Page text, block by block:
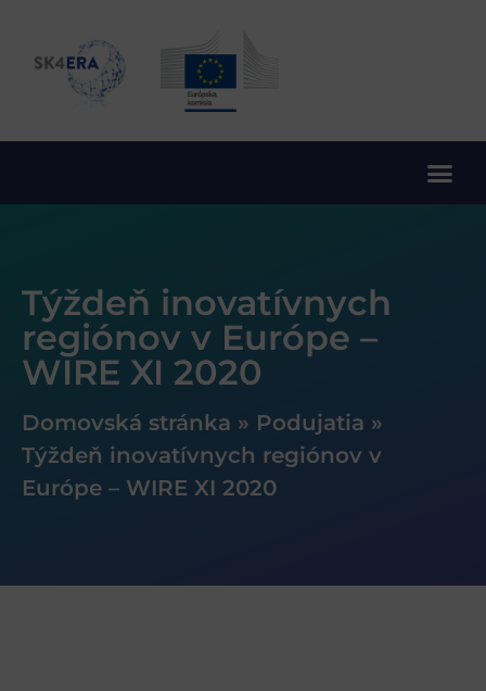
Týždeň inovatívnych
regiónov v Európe –
WIRE XI 2020
Domovská stránka » Podujatia »
Týždeň inovatívnych regiónov v
Európe – WIRE XI 2020